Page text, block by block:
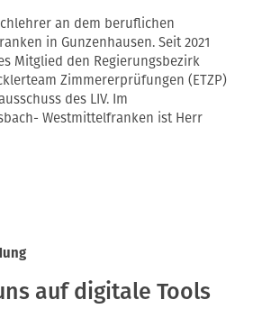
an dem beruflichen
in Gunzenhausen. Seit 2021
Mitglied den Regierungsbezirk
Zimmererprüfungen (ETZP)
des LIV. Im
Westmittelfranken ist Herr
auf digitale Tools